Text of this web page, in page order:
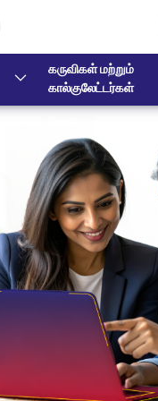
கருவிகள் மற்றும்
கால்குலேட்டர்கள்